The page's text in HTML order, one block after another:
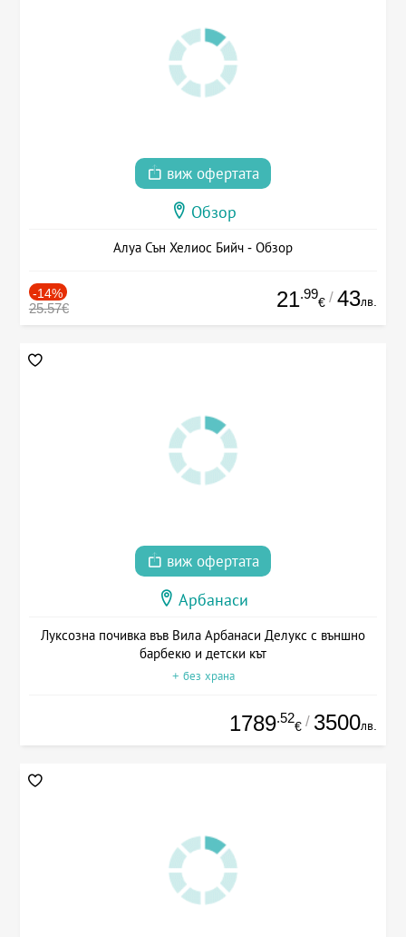
виж офертата
Обзор
Алуа Сън Хелиос Бийч - Обзор
-14%
25.57€ 21.99
€ / 43лв.
виж офертата
Арбанаси
Луксозна почивка във Вила Арбанаси Делукс с външно
барбекю и детски кът
+ без храна
1789.52
€ / 3500лв.